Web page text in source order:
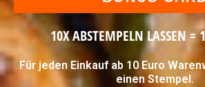
10X ABSTEMPELN LASSEN =
Für jeden Einkauf ab 10 Euro
einen Stempel.